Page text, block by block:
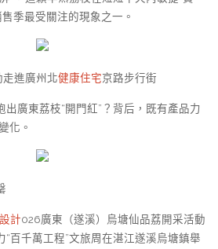
季最受關注的現象之一。
走進廣州北健康住宅京路步行街
出廣東荔枝“開門紅”？背后，既有產品力
化。
計026廣東（遂溪）烏塘仙品荔開采活動
“百千萬工程”文旅周在湛江遂溪烏塘鎮舉